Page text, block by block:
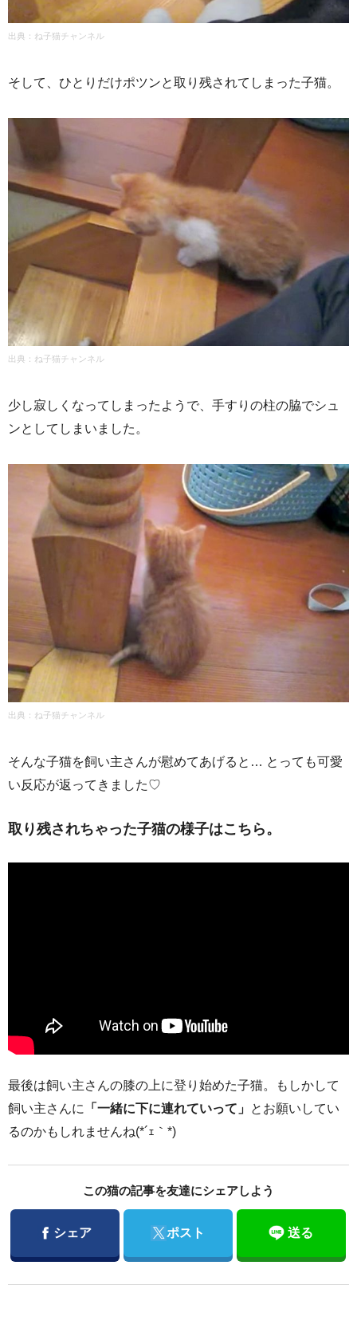
出典：ね子猫チャンネル
そして、ひとりだけポツンと取り残されてしまった子猫。
出典：ね子猫チャンネル
少し寂しくなってしまったようで、手すりの柱の脇でシュ
ンとしてしまいました。
出典：ね子猫チャンネル
そんな子猫を飼い主さんが慰めてあげると… とっても可愛
い反応が返ってきました♡
取り残されちゃった子猫の様子はこちら。
最後は飼い主さんの膝の上に登り始めた子猫。もしかして
飼い主さんに
「一緒に下に連れていって」 とお願いしてい
るのかもしれませんね(*´ｪ｀*)
この猫の記事を友達にシェアしよう
Facebook
シェア Twitter
ポスト 送る